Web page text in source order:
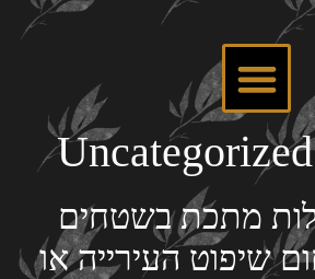
Uncategorized
מתכת בשטחים
שיפוט העירייה או